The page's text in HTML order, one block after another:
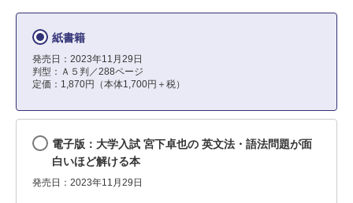
紙書籍
発売日：2023年11月29日
判型：Ａ５判／288ページ
定価：1,870円（本体1,700円＋税）
電子版：大学入試 宮下卓也の 英文法・語法問題が面
白いほど解ける本
発売日：2023年11月29日